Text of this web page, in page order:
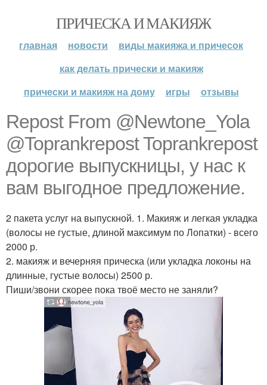
ПРИЧЕСКА И МАКИЯЖ
главная новости
виды макияжа и причесок
как делать прически и макияж
прически и макияж на дому
игры отзывы
Repost From @Newtone_Yola
@Toprankrepost Toprankrepost
дорогие выпускницы, у нас к
вам выгодное предложение.
2 пакета услуг на выпускной. 1. Макияж и легкая укладка
(волосы не густые, длиной максимум по Лопатки) - всего
2000 р.
2. макияж и вечерняя прическа (или укладка локоны на
длинные, густые волосы) 2500 р.
Пиши/звони скорее пока твоё место не заняли?